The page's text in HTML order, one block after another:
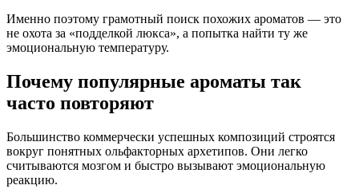
Именно поэтому грамотный поиск похожих ароматов — это
не охота за «подделкой люкса», а попытка найти ту же
эмоциональную температуру.
Почему популярные ароматы так
часто повторяют
Большинство коммерчески успешных композиций строятся
вокруг понятных ольфакторных архетипов. Они легко
считываются мозгом и быстро вызывают эмоциональную
реакцию.